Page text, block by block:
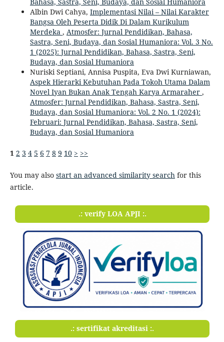
Albin Dwi Cahya, Implementasi Nilai – Nilai Karakter
Bangsa Oleh Peserta Didik Di Dalam Kurikulum
Merdeka , Atmosfer: Jurnal Pendidikan, Bahasa,
Sastra, Seni, Budaya, dan Sosial Humaniora: Vol. 3 No.
1 (2025): Jurnal Pendidikan, Bahasa, Sastra, Seni,
Budaya, dan Sosial Humaniora
Nuriski Septiani, Annisa Puspita, Eva Dwi Kurniawan,
Aspek Hierarki Kebutuhan Pada Tokoh Utama Dalam
Novel Iyan Bukan Anak Tengah Karya Armaraher ,
Atmosfer: Jurnal Pendidikan, Bahasa, Sastra, Seni,
Budaya, dan Sosial Humaniora: Vol. 2 No. 1 (2024):
Februari: Jurnal Pendidikan, Bahasa, Sastra, Seni,
Budaya, dan Sosial Humaniora
1 2 3 4 5 6 7 8 9 10 > >>
You may also start an advanced similarity search for this
article.
.: verify LOA APJI :.
.: sertifikat akreditasi :.